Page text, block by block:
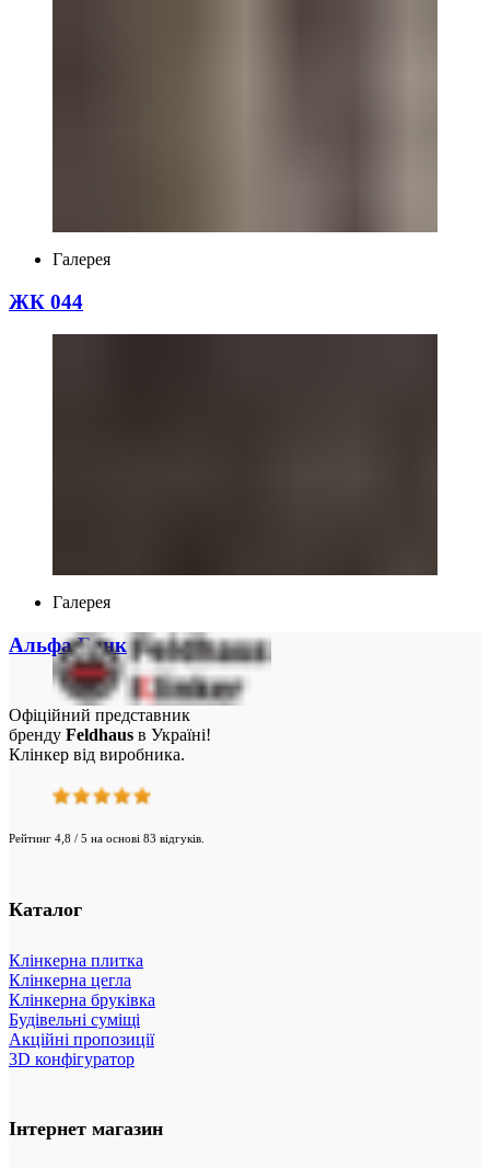
Галерея
ЖК 044
Галерея
Альфа Банк
Офіційний представник
бренду Feldhaus в Україні!
Клінкер від виробника.
Рейтинг 4,8 / 5 на основі 83 відгуків.
Каталог
Клінкерна плитка
Клінкерна цегла
Клінкерна бруківка
Будівельні суміщі
Акційні пропозиції
3D конфігуратор
Інтернет магазин